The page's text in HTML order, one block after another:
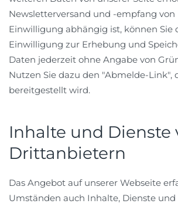
Newsletterversand und -empfang von
Einwilligung abhängig ist, können Sie
Einwilligung zur Erhebung und
Daten jederzeit ohne Angabe von
Nutzen Sie dazu den "Abmelde-Link",
bereitgestellt wird.
Inhalte und Dienste
Drittanbietern
Das Angebot auf unserer Webseite
Umständen auch Inhalte, Dienste